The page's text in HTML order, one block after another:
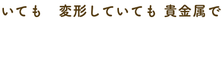
ても 変形していても 貴金属